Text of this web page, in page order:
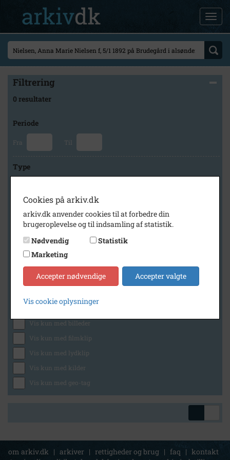
Filtrering
0 resultater
Periode
Fra Til
Type
Arkiv
Lokalarkivet Alsønderup -Tjæreby
Generelt
Vis kun med billeder
Vis kun med filmklip
Vis kun med lydklip
Vis kun med kilder
Vis kun med geo-tag
om arkiv.dk | arkiver | rettigheder og brug | faq | kontakt
Cookies på arkiv.dk
arkiv.dk anvender cookies til at forbedre din
brugeroplevelse og til indsamling af statistik.
Nødvendig
Statistik
Marketing
Accepter nødvendige Accepter valgte
Vis cookie oplysninger